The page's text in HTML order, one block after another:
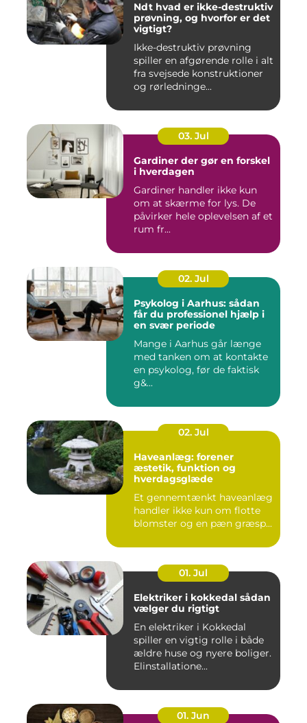
Ndt hvad er ikke-destruktiv
prøvning, og hvorfor er det
vigtigt?
Ikke-destruktiv prøvning
spiller en afgørende rolle i alt
fra svejsede konstruktioner
og rørledninge...
03. Jul
Gardiner der gør en forskel
i hverdagen
Gardiner handler ikke kun
om at skærme for lys. De
påvirker hele oplevelsen af et
rum fr...
02. Jul
Psykolog i Aarhus: sådan
får du professionel hjælp i
en svær periode
Mange i Aarhus går længe
med tanken om at kontakte
en psykolog, før de faktisk
g&...
02. Jul
Haveanlæg: forener
æstetik, funktion og
hverdagsglæde
Et gennemtænkt haveanlæg
handler ikke kun om flotte
blomster og en pæn græsp...
01. Jul
Elektriker i kokkedal sådan
vælger du rigtigt
En elektriker i Kokkedal
spiller en vigtig rolle i både
ældre huse og nyere boliger.
Elinstallatione...
01. Jun